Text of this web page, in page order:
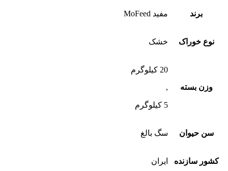
برند مفید MoFeed
نوع خوراک خشک
وزن بسته
20 کیلوگرم
,
5 کیلوگرم
سن حیوان سگ بالغ
کشور سازنده ایران